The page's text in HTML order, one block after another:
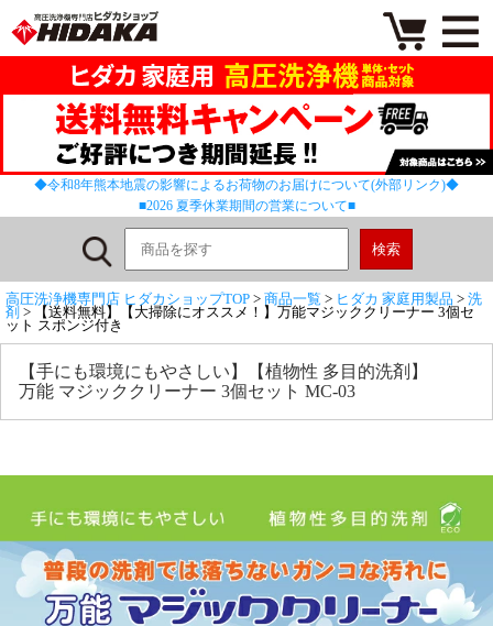
◆令和8年熊本地震の影響によるお荷物のお届けについて(外部リンク)◆
■2026 夏季休業期間の営業について■
高圧洗浄機専門店 ヒダカショップTOP > 商品一覧 > ヒダカ 家庭用製品 > 洗
剤 > 【送料無料】【大掃除にオススメ！】万能マジッククリーナー 3個セ
ット スポンジ付き
【手にも環境にもやさしい】【植物性 多目的洗剤】
万能 マジッククリーナー 3個セット MC-03